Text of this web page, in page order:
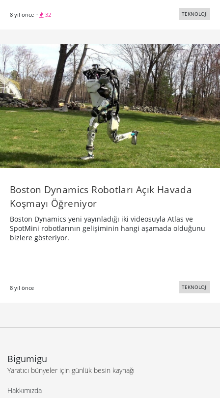
8 yıl önce · 32 TEKNOLOJİ
Boston Dynamics Robotları Açık Havada
Koşmayı Öğreniyor
Boston Dynamics yeni yayınladığı iki videosuyla Atlas ve
SpotMini robotlarının gelişiminin hangi aşamada olduğunu
bizlere gösteriyor.
8 yıl önce TEKNOLOJİ
Bigumigu
Yaratıcı bünyeler için günlük besin kaynağı
Hakkımızda